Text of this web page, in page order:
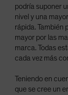
podría suponer
nivel y una
rápida. También
mayor por las
marca. Todas
cada vez más
Teniendo en
que se cree un